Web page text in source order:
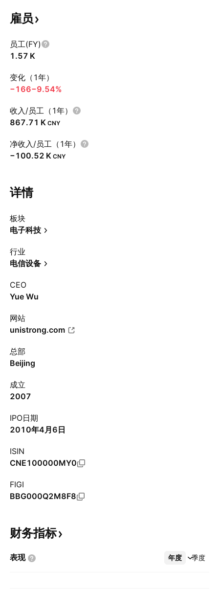
雇员
员工(FY)
‪1.57 K‬
变化（1年）
−166−9.54%
收入/员工（1年）
‪867.71 K‬ CNY
净收入/员工（1年）
‪−100.52 K‬ CNY
详情
板块
电子科技
行业
电信设备
CEO
Yue Wu
网站
unistrong.com
总部
Beijing
成立
2007
IPO日期
2010年4月6日
ISIN
CNE100000MY0
FIGI
BBG000Q2M8F8
财务指标
表现 年度 季度
更多